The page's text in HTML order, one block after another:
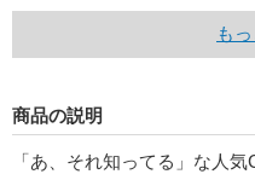
も
商品の説明
「あ、それ知ってる」な人